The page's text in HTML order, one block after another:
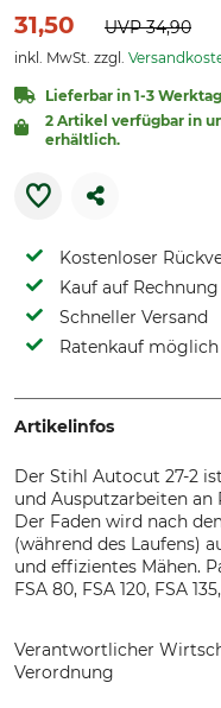
31,50 UVP34,90
inkl. MwSt. zzgl.
Lieferbar in 1-3
2 Artikel verfügbar in
erhältlich.
Kostenloser
Kauf auf
Schneller Versand
Ratenkauf möglich
Artikelinfos
Der Stihl Autocut 27-2
und Ausputzarbeiten an
Der Faden wird nach
(während des Laufens)
und effizientes Mähen.
FSA 80, FSA 120, FSA
Verantwortlicher
Verordnung